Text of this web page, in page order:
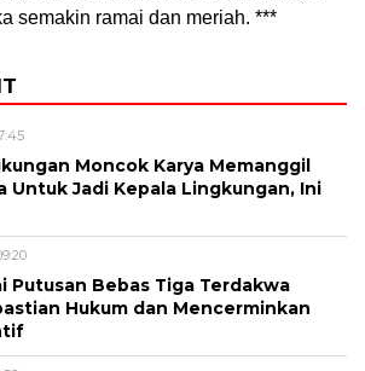
semakin ramai dan meriah. ***
Moncok Karya Memanggil
Untuk Jadi Kepala Lingkungan, Ini
Putusan Bebas Tiga Terdakwa
Hukum dan Mencerminkan